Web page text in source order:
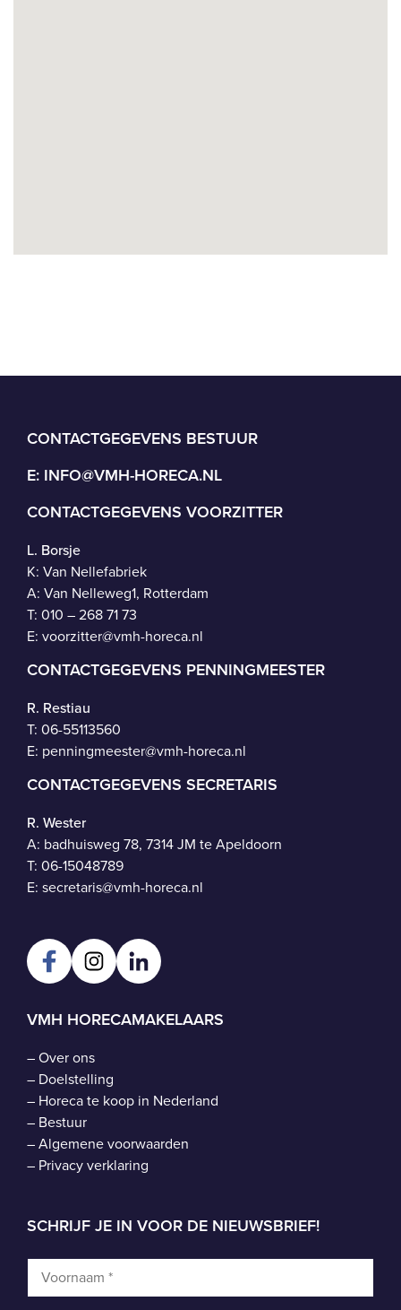
CONTACTGEGEVENS BESTUUR
E: INFO@VMH-HORECA.NL
CONTACTGEGEVENS VOORZITTER
L. Borsje
K: Van Nellefabriek
A: Van Nelleweg1, Rotterdam
T: 010 – 268 71 73
E: voorzitter@vmh-horeca.nl
CONTACTGEGEVENS PENNINGMEESTER
R. Restiau
T: 06-55113560
E: penningmeester@vmh-horeca.nl
CONTACTGEGEVENS SECRETARIS
R. Wester
A: badhuisweg 78, 7314 JM te Apeldoorn
T: 06-15048789
E: secretaris@vmh-horeca.nl
VMH HORECAMAKELAARS
–Over ons
– Doelstelling
– Horeca te koop in Nederland
– Bestuur
–Algemene voorwaarden
– Privacy verklaring
SCHRIJF JE IN VOOR DE NIEUWSBRIEF!